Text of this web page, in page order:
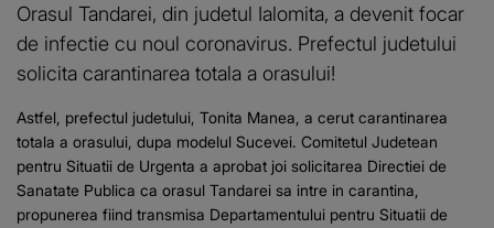
Orasul Tandarei, din judetul Ialomita, a devenit focar
de infectie cu noul coronavirus. Prefectul judetului
solicita carantinarea totala a orasului!
Astfel, prefectul judetului, Tonita Manea, a cerut carantinarea
totala a orasului, dupa modelul Sucevei. Comitetul Judetean
pentru Situatii de Urgenta a aprobat joi solicitarea Directiei de
Sanatate Publica ca orasul Tandarei sa intre in carantina,
propunerea fiind transmisa Departamentului pentru Situatii de